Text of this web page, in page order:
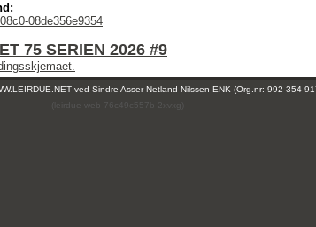
08de356e9354
75 SERIEN 2026 #9
ved Sindre Asser Netland Nilssen ENK (Org.nr: 992 354
(leirdue-web-76c49c557b-2xvxg)